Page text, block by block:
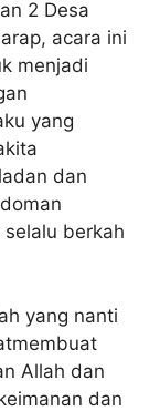
2 Desa
acara ini
menjadi
yang
dan
berkah
yang nanti
Allah dan
dan